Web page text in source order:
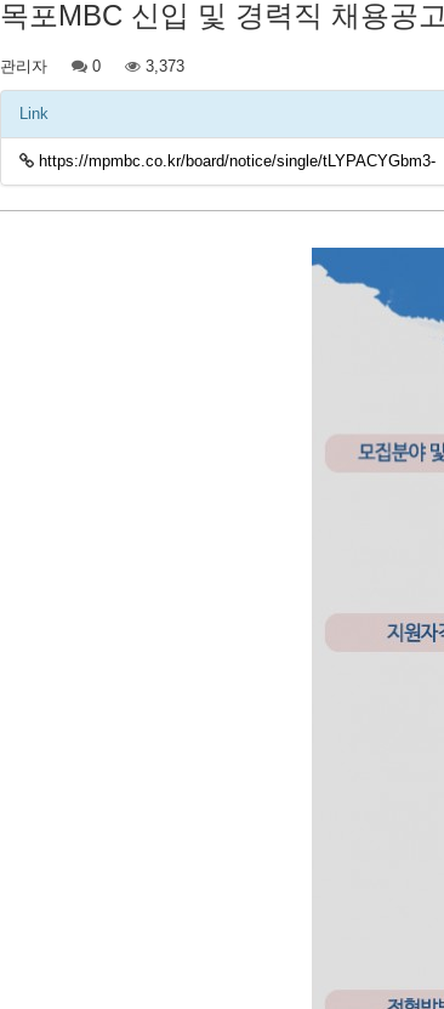
목포MBC 신입 및 경력직 채용공고
관리자 0 3,373
Link
https://mpmbc.co.kr/board/notice/single/tLYPACYGbm3-